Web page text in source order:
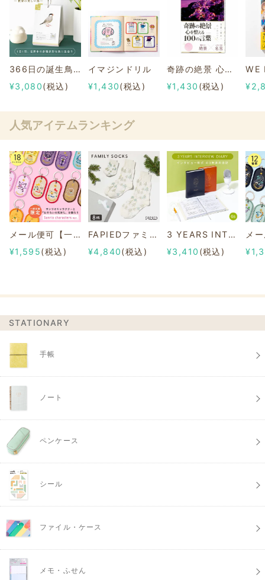
366日の誕生鳥カレンダー -世界の美しい鳥-
¥3,080(税込)
イマジンドリル
¥1,430(税込)
奇跡の絶景 心を整える100の言葉
¥1,430 (税込)
人気アイテムランキング
メール便可【一部店舗限定】2/8b PAIR KEY RING Sanrio characters ver.
¥1,595(税込)
FAPIEDファミリーソックスセット 総柄
¥4,840(税込)
3 YEARS INTERVIEW DIARY
¥3,410 (税込)
STATIONARY
手帳
ノート
ペンケース
シール
ファイル・ケース
メモ・ふせん